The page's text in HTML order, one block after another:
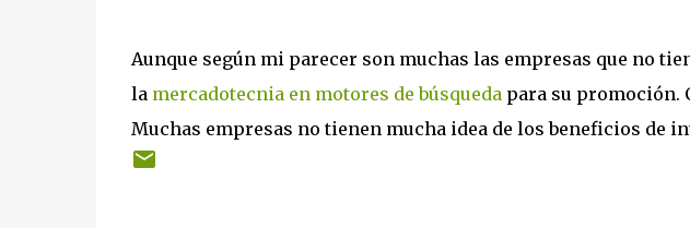
Aunque según mi parecer son muchas las empresas que no
la mercadotecnia en motores de búsqueda para su promoción.
Muchas empresas no tienen mucha idea de los beneficios de